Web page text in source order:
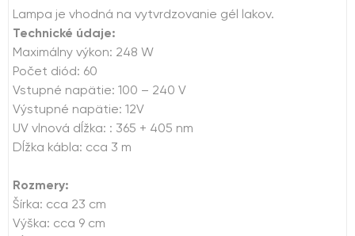
Lampa je vhodná na vytvrdzovanie gél lakov.
Technické údaje:
Maximálny výkon: 248 W
Počet diód: 60
Vstupné napätie: 100 – 240 V
Výstupné napätie: 12V
UV vlnová dĺžka: : 365 + 405 nm
Dĺžka kábla: cca 3 m
Rozmery:
Šírka: cca 23 cm
Výška: cca 9 cm